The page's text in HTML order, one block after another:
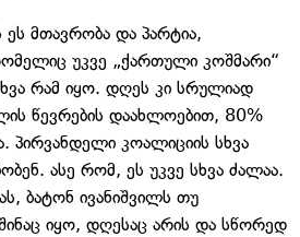
მთავრობა და პარტია,
უკვე „ქართული კოშმარი“
რამ იყო. დღეს კი სრულიად
წევრების დაახლოებით, 80%
პირვანდელი კოალიციის სხვა
ასე რომ, ეს უკვე სხვა ძალაა.
ბატონ ივანიშვილს თუ
იყო, დღესაც არის და სწორედ